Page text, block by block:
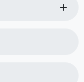
add